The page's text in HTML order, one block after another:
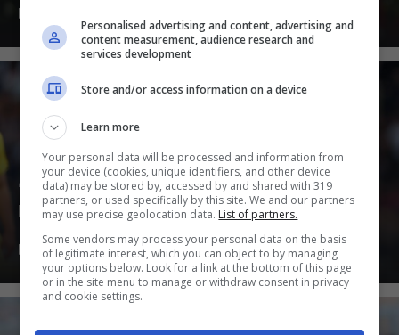
“Una follia”, scoppia la bufera in casa
Inter: adesso è caos totale
Agosto 1, 2025
Personalised advertising and content, advertising and
content measurement, audience research and
services development
Store and/or access information on a device
Learn more
Your personal data will be processed and information from
your device (cookies, unique identifiers, and other device
data) may be stored by, accessed by and shared with 319
partners, or used specifically by this site. We and our partners
may use precise geolocation data. List of partners.
Some vendors may process your personal data on the basis
of legitimate interest, which you can object to by managing
your options below. Look for a link at the bottom of this page
or in the site menu to manage or withdraw consent in privacy
and cookie settings.